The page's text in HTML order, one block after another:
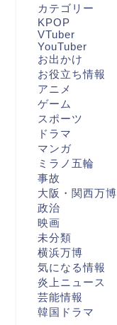
カテゴリー
KPOP
VTuber
YouTuber
お出かけ
お役立ち情報
アニメ
ゲーム
スポーツ
ドラマ
マンガ
ミラノ五輪
事故
大阪・関西万博
政治
映画
未分類
横浜万博
気になる情報
炎上ニュース
芸能情報
韓国ドラマ